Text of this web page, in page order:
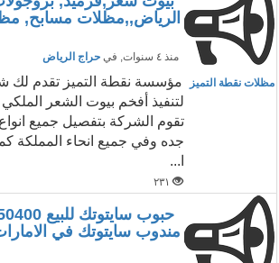
الرياض,,مظلات مسابح,
منذ ٤ سنوات , في حراج الرياض
مظلات نقطة التميز
مؤسسة نقطة التميز تقدم لك
لتنفيذ أفخم بيوت الشعر
تقوم الشركة بتفصيل جميع
جده وفي جميع انحاء المملكة
ا...
٢٣١
حبوب
مندوب سايتوتك في